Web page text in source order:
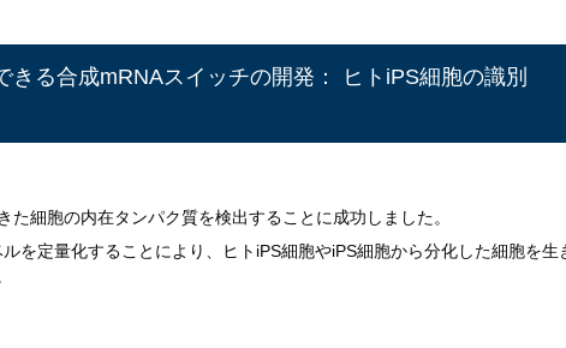
きる合成mRNAスイッチの開発： ヒトiPS細胞の識別
た細胞の内在タンパク質を検出することに成功しました。
を定量化することにより、ヒトiPS細胞やiPS細胞から分化した細胞を生